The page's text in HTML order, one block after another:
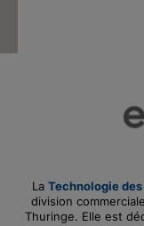
La Technologie
division
Thuringe. Elle est